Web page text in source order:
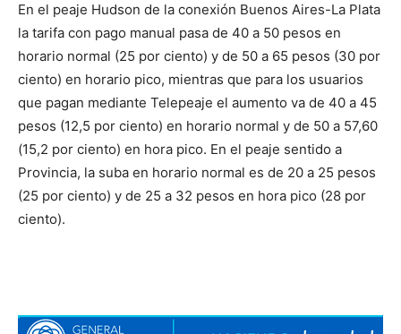
En el peaje Hudson de la conexión Buenos Aires-La Plata
la tarifa con pago manual pasa de 40 a 50 pesos en
horario normal (25 por ciento) y de 50 a 65 pesos (30 por
ciento) en horario pico, mientras que para los usuarios
que pagan mediante Telepeaje el aumento va de 40 a 45
pesos (12,5 por ciento) en horario normal y de 50 a 57,60
(15,2 por ciento) en hora pico. En el peaje sentido a
Provincia, la suba en horario normal es de 20 a 25 pesos
(25 por ciento) y de 25 a 32 pesos en hora pico (28 por
ciento).